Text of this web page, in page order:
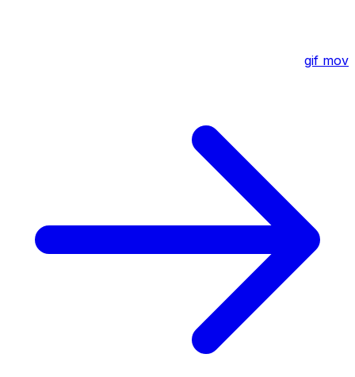
gif mov